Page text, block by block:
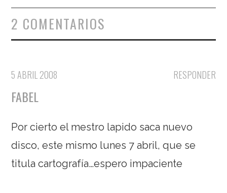
2 COMENTARIOS
RESPONDER
5 ABRIL 2008
FABEL
Por cierto el mestro lapido saca nuevo
disco, este mismo lunes 7 abril, que se
titula cartografía…espero impaciente